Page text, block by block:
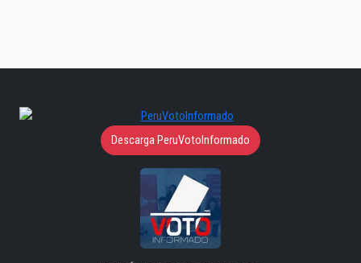
Descarga PeruVotoInformado